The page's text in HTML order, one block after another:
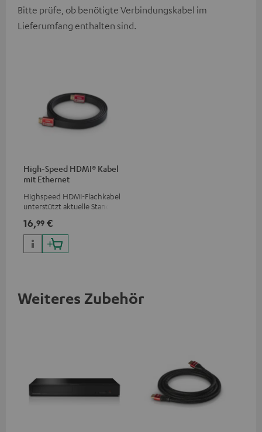
Bitte prüfe, ob benötigte Verbindungskabel im
Lieferumfang enthalten sind.
High-Speed HDMI® Kabel
mit Ethernet
Highspeed HDMI-Flachkabel
unterstützt aktuelle Standards
16,99 €
Weiteres Zubehör